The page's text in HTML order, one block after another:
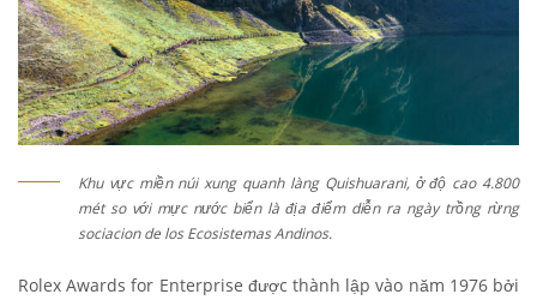
Khu vực miền núi xung quanh làng Quishuarani, ở độ cao 4.800
mét so với mực nước biển là địa điểm diễn ra ngày trồng rừng
sociacion de los Ecosistemas Andinos.
Rolex Awards for Enterprise được thành lập vào năm 1976 bởi